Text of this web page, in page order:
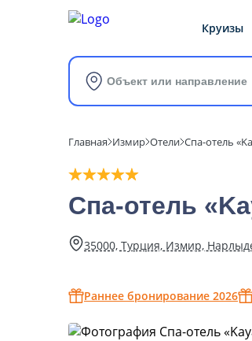
Круизы
Объект или направление
Главная Измир Отели Спа-отель
Спа-отель
35000, Турция, Измир,
Раннее бронирование 2026